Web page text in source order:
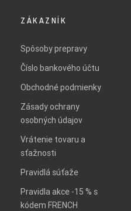
ZÁKAZNÍK
Spôsoby prepravy
Číslo bankového účtu
Obchodné podmienky
Zásady ochrany
osobných údajov
Vrátenie tovaru a
sťažnosti
Pravidlá súťaže
Pravidla akce -15 % s
kódem FRENCH